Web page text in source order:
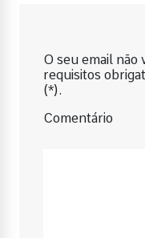
O seu email não
requisitos
(*).
Comentário